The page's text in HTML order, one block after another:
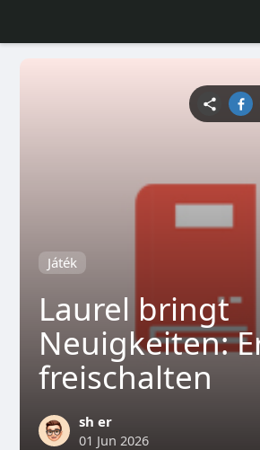
Játék
Laurel bringt
Neuigkeiten:
freischalten
sh er
01 Jun 2026